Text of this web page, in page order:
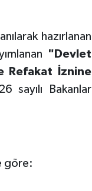
hazırlanan
"Devlet
Refakat İznine
sayılı Bakanlar
göre: